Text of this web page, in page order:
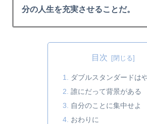
分の人生を充実させることだ。
目次
ダブルスタンダードは
誰にだって背景がある
自分のことに集中せよ
おわりに